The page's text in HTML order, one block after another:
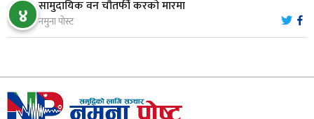
१० नारायणघाट–बुटवल सडकः पूर्वी खण्डमा कालोपत्रे सम्पन्न
४ सामुदायिक वन चौतर्फी करको मारमा
नमुना पोस्ट